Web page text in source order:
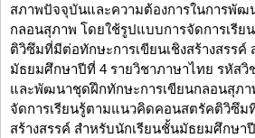
สภาพปัจจุบันและความต้องการในการพัฒ
กลอนสุภาพ โดยใช้รูปแบบการจัดการเรี
ติวิซึมที่มีต่อทักษะการเขียนเชิงสร้างสรรค์
มัธยมศึกษาปีที่ 4 รายวิชาภาษาไทย รหัสวิ
และพัฒนาชุดฝึกทักษะการเขียนกลอนสุภ
จัดการเรียนรู้ตามแนวคิดคอนสตรัคติวิซึม
สร้างสรรค์ สำหรับนักเรียนชั้นมัธยมศึกษา